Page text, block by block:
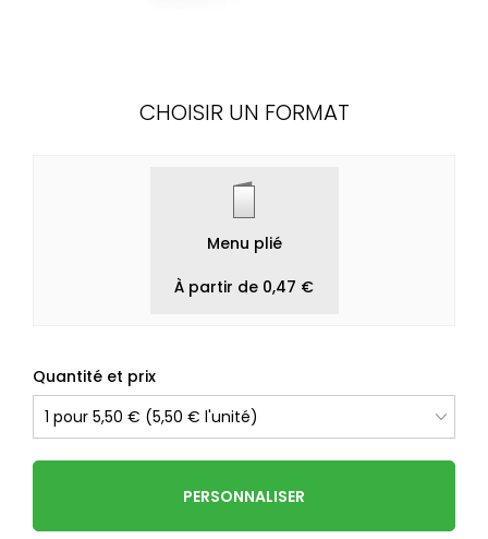
CHOISIR UN FORMAT
Menu plié
À partir de 0,47 €
Quantité et prix
PERSONNALISER